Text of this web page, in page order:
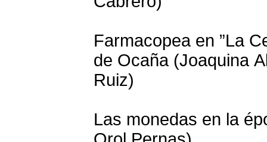
Farmacopea en ”La
de Ocaña (Joaquina
Ruiz)
Las monedas en la